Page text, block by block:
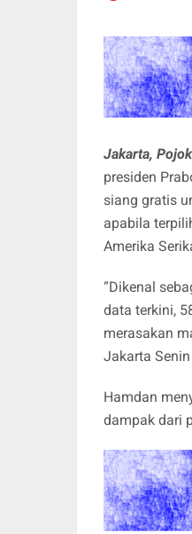
Jakarta,
presiden
siang gratis
apabila
Amerika
“Dikenal
data terkini,
merasakan
Jakarta
Hamdan
dampak dari